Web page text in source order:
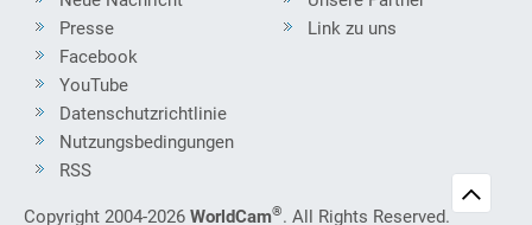
Presse
Link zu uns
Facebook
YouTube
Datenschutzrichtlinie
Nutzungsbedingungen
RSS
Copyright 2004-2026 WorldCam®. All Rights Reserved.